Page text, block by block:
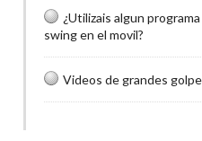
¿Utilizais algun
swing en el movil?
Videos de grandes